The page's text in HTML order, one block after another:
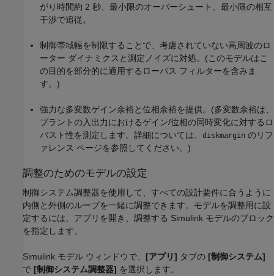
がり時間約 2 秒、最小限のオーバーシュート、最小限の相互
干渉で追従。
制御帯域幅を制限することで、考慮されていない高周波のロ
ーター ダイナミクスと測定ノイズに対処。(このモデルはこ
の目的を部分的に適用するローパス フィルターを含みま
す。)
強力な多変数ゲイン余裕と位相余裕を提供。(多変数余裕は、
プラントの入出力におけるゲイン/位相の同時変化に対するロ
バスト性を測定します。詳細については、 diskmargin のリフ
ァレンス ページを参照してください。)
調整のためのモデルの設定
制御システム調整器を使用して、すべての設計要件に合うように
内側と外側のループを一緒に調整できます。モデルを調整用に設
定するには、アプリを開き、調整する Simulink モデルのブロック
を指定します。
Simulink モデル ウィンドウで、 [アプリ] タブの [制御システム]
で [制御システム調整器] を選択します。